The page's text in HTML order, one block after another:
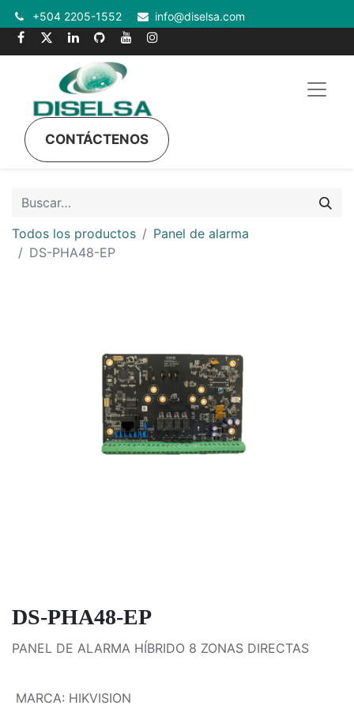
+504 2205-1552 info@diselsa.com
CONTÁCTENOS
Todos los productos
Panel de alarma
DS-PHA48-EP
DS-PHA48-EP
PANEL DE ALARMA HÍBRIDO 8 ZONAS DIRECTAS
MARCA: HIKVISION